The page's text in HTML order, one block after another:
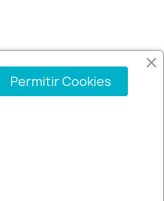
por
Permitir Cookies